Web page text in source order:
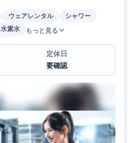
ウェアレンタル
シャワー
水素水 もっと見る
定休日
要確認